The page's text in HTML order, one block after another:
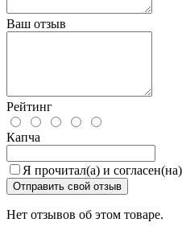
Ваш отзыв
Рейтинг
Капча
Я прочитал(а) и
Отправить свой отзыв
Нет отзывов об этом товаре.